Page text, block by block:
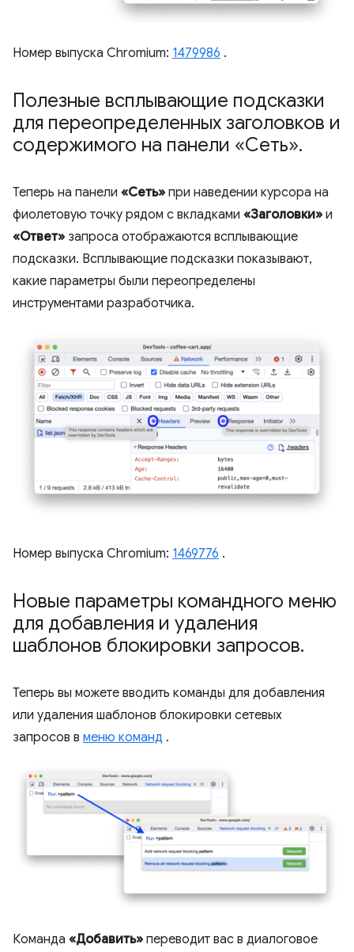
Номер выпуска Chromium: 1479986 .
Полезные всплывающие подсказки
для переопределенных заголовков и
содержимого на панели «Сеть».
Теперь на панели «Сеть» при наведении курсора на
фиолетовую точку рядом с вкладками «Заголовки» и
«Ответ» запроса отображаются всплывающие
подсказки. Всплывающие подсказки показывают,
какие параметры были переопределены
инструментами разработчика.
Номер выпуска Chromium: 1469776 .
Новые параметры командного меню
для добавления и удаления
шаблонов блокировки запросов.
Теперь вы можете вводить команды для добавления
или удаления шаблонов блокировки сетевых
запросов в меню команд .
Команда «Добавить» переводит вас в диалоговое